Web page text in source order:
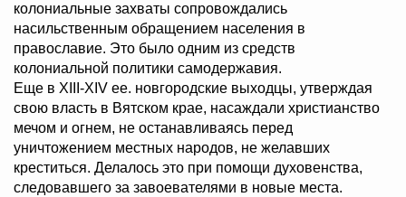
колониальные захваты сопровождались
насильственным обращением населения в
православие. Это было одним из средств
колониальной политики самодержавия.
Еще в XIII-XIV ее. новгородские выходцы, утверждая
свою власть в Вятском крае, насаждали христианство
мечом и огнем, не останавливаясь перед
уничтожением местных народов, не желавших
креститься. Делалось это при помощи духовенства,
следовавшего за завоевателями в новые места.